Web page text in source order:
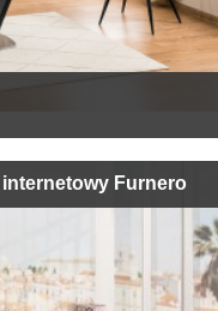
Furnero